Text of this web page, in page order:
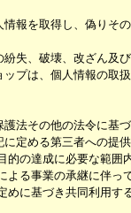
報を取得し、偽りそ
失、破壊、改ざん及
プは、個人情報の取
法その他の法令に基
定める第三者への提
的の達成に必要な範
よる事業の承継に伴っ
めに基づき共同利用す